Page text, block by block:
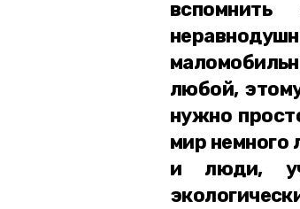
любой,
нужно
мир немного
и люди,